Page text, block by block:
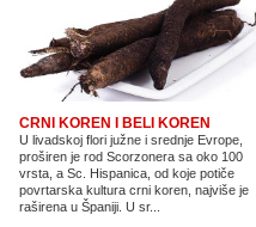
CRNI KOREN I BELI KOREN
U livadskoj flori južne i srednje Evrope,
proširen je rod Scorzonera sa oko 100
vrsta, a Sc. Hispanica, od koje potiče
povrtarska kultura crni koren, najviše je
raširena u Španiji. U sr...